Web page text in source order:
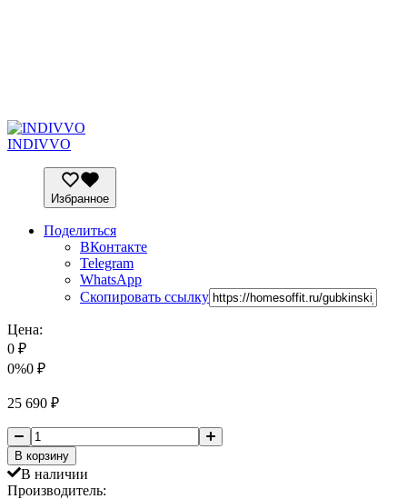
INDIVVO
Избранное
Поделиться
ВКонтакте
Telegram
WhatsApp
Скопировать ссылку
Цена:
0 ₽
0%0 ₽
25 690 ₽
В корзину
В наличии
Производитель: